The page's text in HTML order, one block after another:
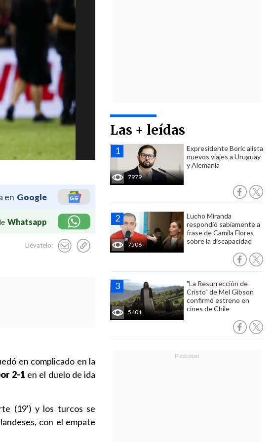
en Google
Whatsapp
Llévatelo:
Las + leídas
7979
Expresidente Boric alista
nuevos viajes a Uruguay
y Alemania
7506
Lucho Miranda
respondió sabiamente a
frase de Camila Flores
sobre la discapacidad
5401
"La Resurrección de
Cristo" de Mel Gibson
confirmó estreno en
cines de Chile
en complicado en la
2-1 en el duelo de ida
(19') y los turcos se
con el empate